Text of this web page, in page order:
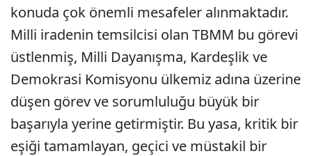
konuda çok önemli mesafeler alınmaktadır.
Milli iradenin temsilcisi olan TBMM bu görevi
üstlenmiş, Milli Dayanışma, Kardeşlik ve
Demokrasi Komisyonu ülkemiz adına üzerine
düşen görev ve sorumluluğu büyük bir
başarıyla yerine getirmiştir. Bu yasa, kritik bir
eşiği tamamlayan, geçici ve müstakil bir